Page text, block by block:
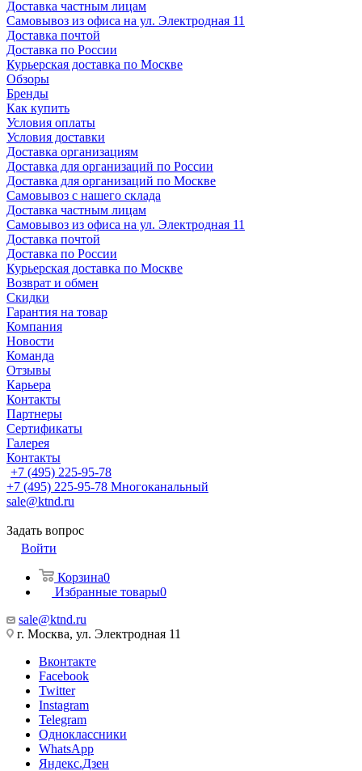
Доставка частным лицам
Самовывоз из офиса на ул. Электродная 11
Доставка почтой
Доставка по России
Курьерская доставка по Москве
Обзоры
Бренды
Как купить
Условия оплаты
Условия доставки
Доставка организациям
Доставка для организаций по России
Доставка для организаций по Москве
Самовывоз с нашего склада
Доставка частным лицам
Самовывоз из офиса на ул. Электродная 11
Доставка почтой
Доставка по России
Курьерская доставка по Москве
Возврат и обмен
Скидки
Гарантия на товар
Компания
Новости
Команда
Отзывы
Карьера
Контакты
Партнеры
Сертификаты
Галерея
Контакты
+7 (495) 225-95-78
+7 (495) 225-95-78 Многоканальный
sale@ktnd.ru
Задать вопрос
Войти
Корзина0
Избранные товары0
sale@ktnd.ru
г. Москва, ул. Электродная 11
Вконтакте
Facebook
Twitter
Instagram
Telegram
Одноклассники
WhatsApp
Яндекс.Дзен